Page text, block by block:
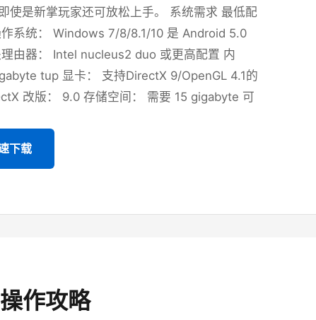
使是新掌玩家还可放松上手。 系统需求 最低配
系统： Windows 7/8/8.1/10 是 Android 5.0
由器： Intel nucleus2 duo 或更高配置 内
tup 显卡： 支持DirectX 9/OpenGL 4.1的
改版： 9.0 存储空间： 需要 15 gigabyte 可
下载
作攻略